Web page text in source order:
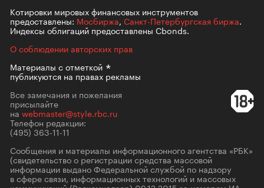
Котировки мировых финансовых инструментов
предоставлены: Мосбиржа, Санкт-Петербургская биржа.
Индексы облигаций предоставлены Cbonds.
О соблюдении авторских прав
Материалы сотметкой
публикуются на правах рекламы
Все замечания и пожелания
присылайте
на webmaster@style.rbc.ru
Телефон редакции:
(495) 363-11-11
Сообщения и материалы информационного агентства «РБК»
(свидетельство о регистрации средства массовой
информации выдано Федеральной службой по надзору
в сфере связи, информационных технологий и массовых